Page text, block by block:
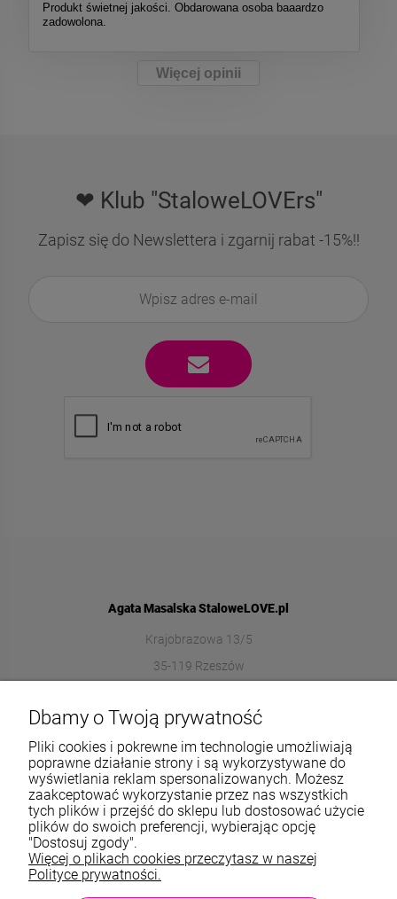
Produkt świetnej jakości. Obdarowana osoba baaardzo
zadowolona.
Więcej opinii
❤ Klub "StaloweLOVErs"
Zapisz się do Newslettera i zgarnij rabat -15%!!
Agata Masalska StaloweLOVE.pl
Krajobrazowa 13/5
35-119 Rzeszów
572989669
Informacje
O nas
TWOJE KONTO
Sklep: StaloweLOVE, Krajobrazowa 13/5, 35-119 Rzeszów, woj.
Dbamy o Twoją prywatność
Pliki cookies i pokrewne im technologie umożliwiają
poprawne działanie strony i są wykorzystywane do
wyświetlania reklam spersonalizowanych. Możesz
zaakceptować wykorzystanie przez nas wszystkich
tych plików i przejść do sklepu lub dostosować użycie
plików do swoich preferencji, wybierając opcję
"Dostosuj zgody".
Więcej o plikach cookies przeczytasz w naszej
Polityce prywatności.